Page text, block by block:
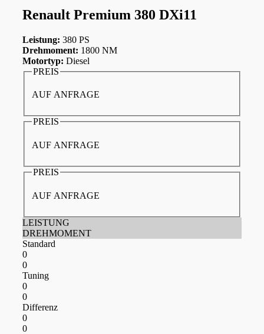
Renault Premium 380 DXi11
Leistung: 380 PS
Drehmoment: 1800 NM
Motortyp: Diesel
PREIS
AUF ANFRAGE
PREIS
AUF ANFRAGE
PREIS
AUF ANFRAGE
LEISTUNG
DREHMOMENT
Standard
0
0
Tuning
0
0
Differenz
0
0